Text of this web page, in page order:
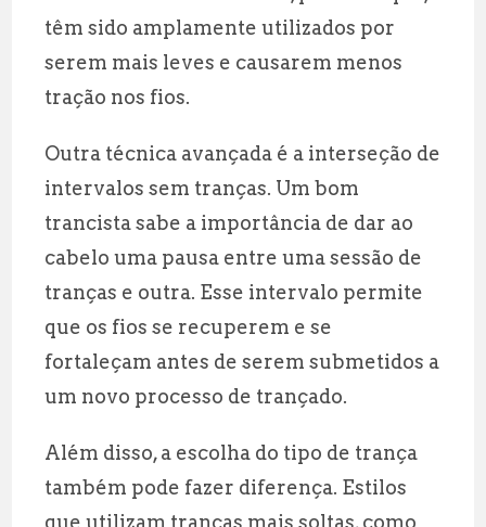
têm sido amplamente utilizados por
serem mais leves e causarem menos
tração nos fios.
Outra técnica avançada é a interseção de
intervalos sem tranças. Um bom
trancista sabe a importância de dar ao
cabelo uma pausa entre uma sessão de
tranças e outra. Esse intervalo permite
que os fios se recuperem e se
fortaleçam antes de serem submetidos a
um novo processo de trançado.
Além disso, a escolha do tipo de trança
também pode fazer diferença. Estilos
que utilizam tranças mais soltas, como